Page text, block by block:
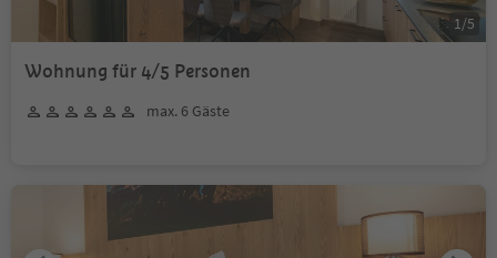
Wohnung für 4/5 Personen
max. 6 Gäste
1/5